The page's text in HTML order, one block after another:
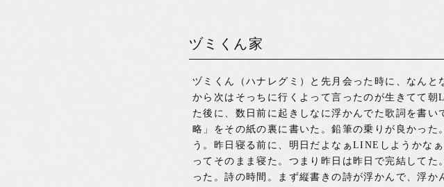
ヅミくん家
ヅミくん（ハナレグミ）と先月会った時に、なん
から次はそっちに行くよって言ったのが生きてて
た後に、数日前に起きしなに浮かんでた歌詞を書
略」をその紙の裏に書いた。鉛筆の乗りが良かっ
う。昨日寝る前に、明日だよなぁLINEしようかな
ってそのまま寝た。つまり昨日は昨日で完結して
った。詩の時間。まず縦書きの詩が浮かんで、浮